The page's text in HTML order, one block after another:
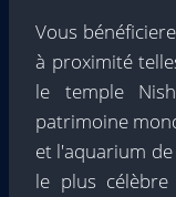
Vous
à proximité
le temple
patrimoine
et l'aquarium
le plus